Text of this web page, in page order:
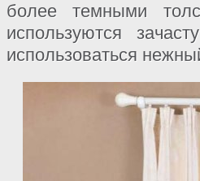
более темными
используются
использоваться